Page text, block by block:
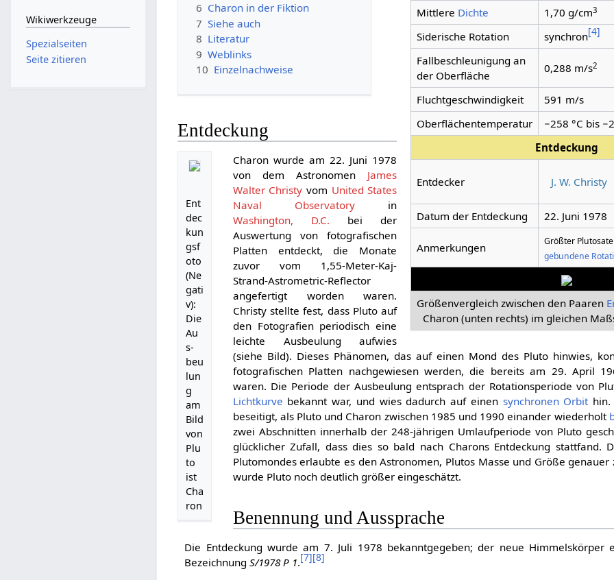
Mittlere Dichte 1,70 g/cm3
Siderische Rotation synchron[4]
Fallbeschleunigung an
der Oberfläche
0,288 m/s2
Fluchtgeschwindigkeit
591 m/s
Oberflächentemperatur
−258 °C bis
Entdeckung
Entdecker J. W. Christy
Datum der Entdeckung 22. Juni 1978
Anmerkungen
Größter
gebundene
Größenvergleich zwischen den Paaren
Charon (unten rechts) im gleichen
6 Charon in der Fiktion
7 Siehe auch
8 Literatur
9 Weblinks
10 Einzelnachweise
Entdeckung
Ent
dec
kun
gsf
oto
(Ne
gati
v):
Die
Au
s­
beu
lun
g
am
Bild
von
Plu
to
ist
Cha
ron
Charon wurde am 22. Juni 1978
von dem Astronomen James
Walter Christy vom United States
Naval Observatory in
Washington, D.C. bei der
Auswertung von fotografischen
Platten entdeckt, die Monate
zuvor vom 1,55-Meter-Kaj-
Strand-Astrometric-Reflector
angefertigt worden waren.
Christy stellte fest, dass Pluto auf
den Fotografien periodisch eine
leichte Ausbeulung aufwies
(siehe Bild). Dieses Phänomen, das auf einen Mond des Pluto hinwies,
fotografischen Platten nachgewiesen werden, die bereits am 29. April
waren. Die Periode der Ausbeulung entsprach der Rotationsperiode von
Lichtkurve bekannt war, und wies dadurch auf einen synchronen Orbit
beseitigt, als Pluto und Charon zwischen 1985 und 1990 einander wiederholt
zwei Abschnitten innerhalb der 248-jährigen Umlaufperiode von Pluto
glücklicher Zufall, dass dies so bald nach Charons Entdeckung stattfand.
Plutomondes erlaubte es den Astronomen, Plutos Masse und Größe
wurde Pluto noch deutlich größer eingeschätzt.
Benennung und Aussprache
Die Entdeckung wurde am 7. Juli 1978 bekanntgegeben; der neue Himmelskörper
BezeichnungS/1978 P 1.[7][8]
Wikiwerkzeuge
Spezialseiten
Seite zitieren